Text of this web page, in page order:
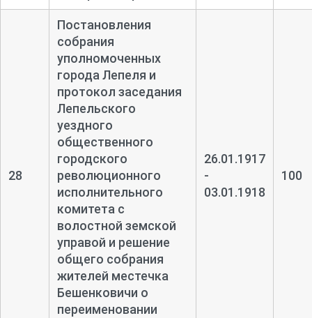
28
Постановления
собрания
уполномоченных
города Лепеля и
протокол заседания
Лепельского
уездного
общественного
городского
революционного
исполнительного
комитета с
волостной земской
управой и решение
общего собрания
жителей местечка
Бешенковичи о
переименовании
26.01.1917
-
03.01.1918
100